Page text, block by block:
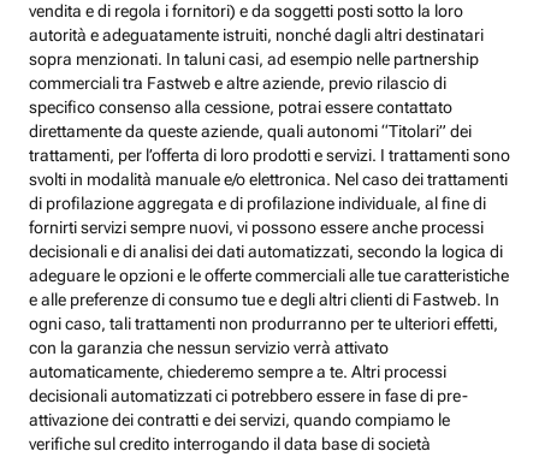
vendita e di regola i fornitori) e da soggetti posti sotto la loro
autorità e adeguatamente istruiti, nonché dagli altri destinatari
sopra menzionati. In taluni casi, ad esempio nelle partnership
commerciali tra Fastweb e altre aziende, previo rilascio di
specifico consenso alla cessione, potrai essere contattato
direttamente da queste aziende, quali autonomi “Titolari” dei
trattamenti, per l’offerta di loro prodotti e servizi. I trattamenti sono
svolti in modalità manuale e/o elettronica. Nel caso dei trattamenti
di profilazione aggregata e di profilazione individuale, al fine di
fornirti servizi sempre nuovi, vi possono essere anche processi
decisionali e di analisi dei dati automatizzati, secondo la logica di
adeguare le opzioni e le offerte commerciali alle tue caratteristiche
e alle preferenze di consumo tue e degli altri clienti di Fastweb. In
ogni caso, tali trattamenti non produrranno per te ulteriori effetti,
con la garanzia che nessun servizio verrà attivato
automaticamente, chiederemo sempre a te. Altri processi
decisionali automatizzati ci potrebbero essere in fase di pre-
attivazione dei contratti e dei servizi, quando compiamo le
verifiche sul credito interrogando il data base di società